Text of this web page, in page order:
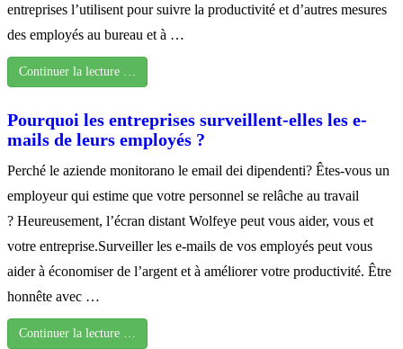
entreprises l’utilisent pour suivre la productivité et d’autres mesures
des employés au bureau et à …
Continuer la lecture …
Pourquoi les entreprises surveillent-elles les e-
mails de leurs employés ?
Perché le aziende monitorano le email dei dipendenti? Êtes-vous un
employeur qui estime que votre personnel se relâche au travail
? Heureusement, l’écran distant Wolfeye peut vous aider, vous et
votre entreprise.Surveiller les e-mails de vos employés peut vous
aider à économiser de l’argent et à améliorer votre productivité. Être
honnête avec …
Continuer la lecture …